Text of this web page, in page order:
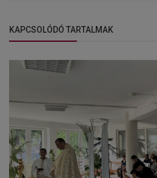
KAPCSOLÓDÓ TARTALMAK